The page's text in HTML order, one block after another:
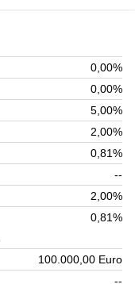
0,00%
0,00%
5,00%
2,00%
0,81%
--
2,00%
0,81%
100.000,00 Euro
--